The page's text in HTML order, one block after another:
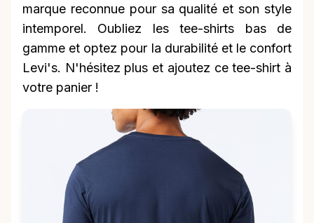
marque reconnue pour sa qualité et son style
intemporel. Oubliez les tee-shirts bas de
gamme et optez pour la durabilité et le confort
Levi's. N'hésitez plus et ajoutez ce tee-shirt à
votre panier !